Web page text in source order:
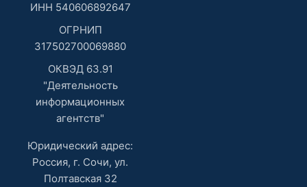
ИНН 540606892647
ОГРНИП
317502700069880
ОКВЭД 63.91
"Деятельность
информационных
агентств"
Юридический адрес:
Россия, г. Сочи, ул.
Полтавская 32